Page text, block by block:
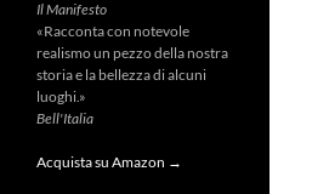
Il Manifesto
«Racconta con notevole
realismo un pezzo della nostra
storia e la bellezza di alcuni
luoghi.»
Bell'Italia
Acquista su Amazon →